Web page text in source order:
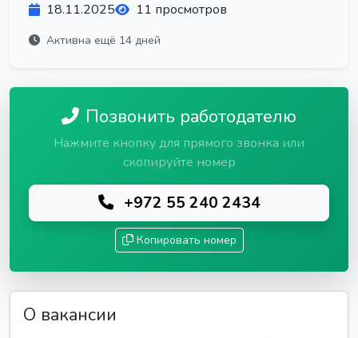
18.11.2025
11 просмотров
Активна ещё 14 дней
Позвонить работодателю
Нажмите кнопку для прямого звонка или
скопируйте номер
+972 55 240 2434
Копировать номер
О вакансии